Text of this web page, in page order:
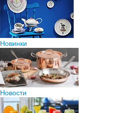
Новинки
Новости